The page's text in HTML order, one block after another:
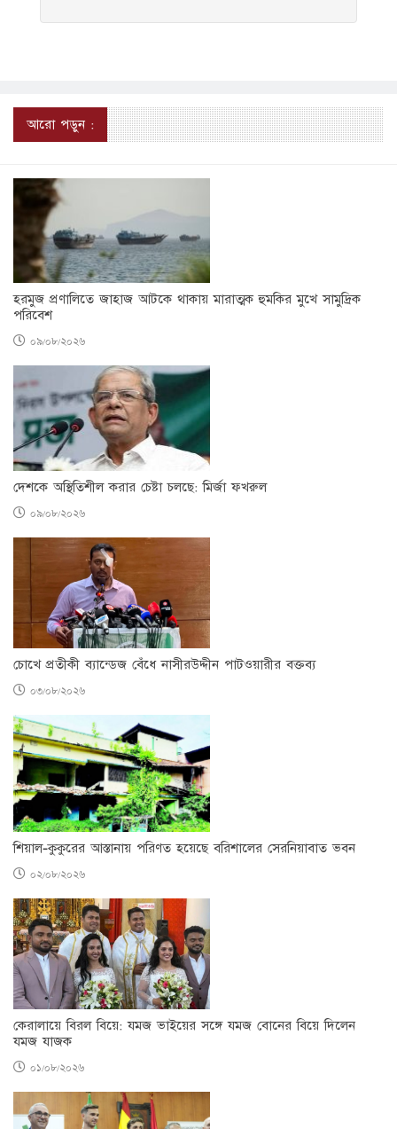
আরো পড়ুন :
হরমুজ প্রণালিতে জাহাজ আটকে থাকায় মারাত্মক হুমকির মুখে সামুদ্রিক
পরিবেশ
০৯/০৮/২০২৬
দেশকে অস্থিতিশীল করার চেষ্টা চলছে: মির্জা ফখরুল
০৯/০৮/২০২৬
চোখে প্রতীকী ব্যান্ডেজ বেঁধে নাসীরউদ্দীন পাটওয়ারীর বক্তব্য
০৩/০৮/২০২৬
শিয়াল-কুকুরের আস্তানায় পরিণত হয়েছে বরিশালের সেরনিয়াবাত ভবন
০২/০৮/২০২৬
কেরালায়ে বিরল বিয়ে: যমজ ভাইয়ের সঙ্গে যমজ বোনের বিয়ে দিলেন
যমজ যাজক
০১/০৮/২০২৬